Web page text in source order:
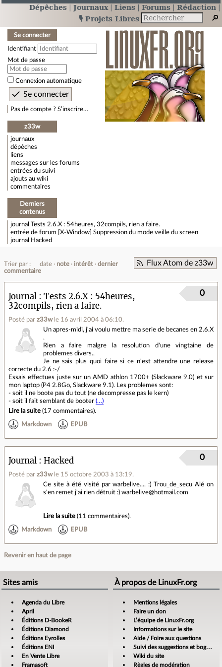
Dépêches Journaux Liens Forums
Rédaction
🎙️ Projets Libres
Se connecter
Identifiant
Mot de passe
Connexion automatique
Pas de compte ? S’inscrire…
z33w
journaux
dépêches
liens
messages sur les forums
entrées du suivi
ajouts au wiki
commentaires
Derniers
contenus
journal Tests 2.6.X : 54heures, 32compils, rien a faire.
entrée de forum
[X-Window] Suppression du mode veille du screen
journal
Hacked
Flux Atom de z33w
Trier par : date note intérêt
dernier
commentaire
Journal
Tests 2.6.X : 54heures,
32compils, rien a faire.
Posté par z33w le 16 avril 2004 à 06:10.
0
Un apres-midi, j'ai voulu mettre ma serie de becanes en 2.6.X
.
Rien a faire malgre la resolution d'une vingtaine de
problemes divers..
Je ne sais plus quoi faire si ce n'est attendre une release
correcte du 2.6 :-/
Essais effectues juste sur un AMD athlon 1700+ (Slackware 9.0) et sur
mon laptop (P4 2.8Go, Slackware 9.1). Les problemes sont:
- soit il ne boote pas du tout (ne decompresse pas le kern)
- soit il fait semblant de booter (…)
Lire la suite (17 commentaires).
Markdown EPUB
Journal Hacked
Posté par z33w le 15 octobre 2003 à 13:19.
0
Ce site à été visité par warbelive.... :) Trou_de_secu Alé on
s'en remet j'ai rien détruit :) warbelive@hotmail.com
Lire la suite (11 commentaires).
Markdown EPUB
Revenir en haut de page
Sites amis
Agenda du Libre
April
Éditions D-BookeR
Éditions Diamond
Éditions Eyrolles
Éditions ENI
En Vente Libre
Framasoft
À propos de LinuxFr.org
Mentions légales
Faire un don
L’équipe de LinuxFr.org
Informations sur le site
Aide / Foire aux questions
Suivi des suggestions et bogues
Wiki du site
Règles de modération